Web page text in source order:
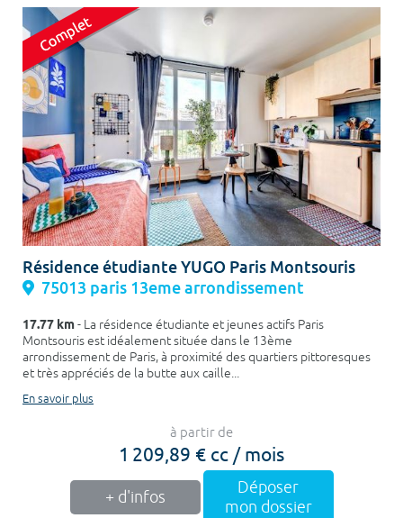
Résidence étudiante YUGO Paris Montsouris
75013 paris 13eme arrondissement
17.77 km- La résidence étudiante et jeunes actifs Paris
Montsouris est idéalement située dans le 13ème
arrondissement de Paris, à proximité des quartiers pittoresques
et très appréciés de la butte aux caille...
En savoir plus
à partir de
1 209,89 € cc / mois
+ d'infos
Déposer
mon dossier